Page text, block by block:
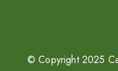
© Copyright 2025